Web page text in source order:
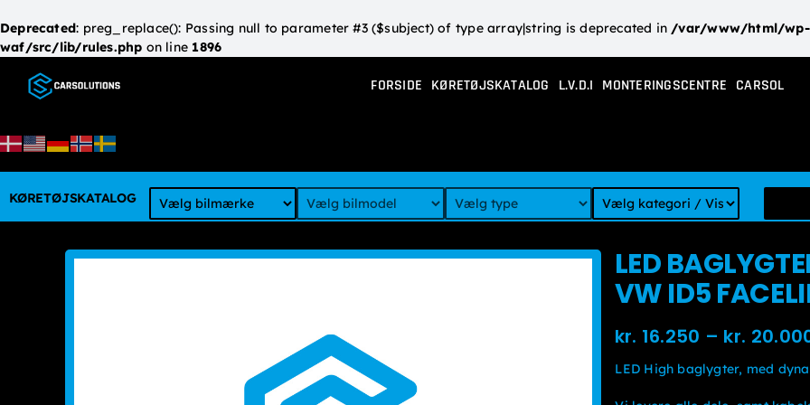
Deprecated: preg_replace(): Passing null to parameter #3 ($subject) of type array|string is deprecated in /var/www/html/wp-
waf/src/lib/rules.php on line 1896
content
FORSIDE KØRETØJSKATALOG L.V.D.I MONTERINGSCENTRE CARSOL
KØRETØJSKATALOG
LED
VW ID5
kr. 16.250 – kr.
LED High baglygter, med